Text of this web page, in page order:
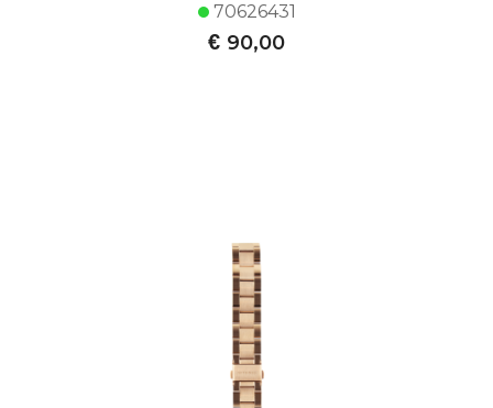
70626431
€ 90,00